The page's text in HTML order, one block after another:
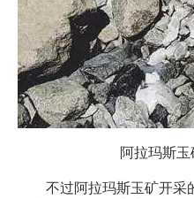
阿拉玛斯
不过阿拉玛斯玉矿开采